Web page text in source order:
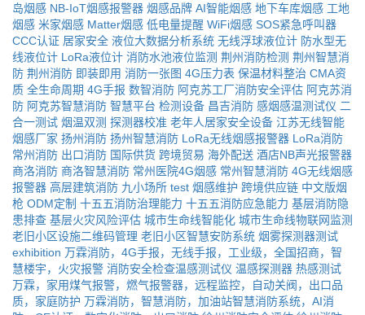
岛烟感 NB-IoT烟感报警器 烟感品牌 AI智能烟感 地下车库烟感 工地
烟感 米家烟感 Matter烟感 低电量提醒 WiFi烟感 SOS紧急呼叫器
CCC认证 居家安全 液位大数据分析系统 无线浮球液位计 防水型无
线液位计 LoRa液位计 消防水池液位监测 荆州消防检测 荆州智慧消
防 荆州消防 即装即用 消防一张图 4G压力表 保温材料整治 CMA资
质 全生命周期 4G手报 数智消防 阿克苏工厂消防安全评估 阿克苏消
防 阿克苏智慧消防 智慧平台 检测设备 昌吉消防 感烟感温测试仪 二
合一测试 烟温双测 探测器校准 老年人居家安全设备 江苏无线智能
烟感厂家 扬州消防 扬州智慧消防 LoRa无线烟感报警器 LoRa消防
常州消防 出口消防 国际供货 跨境贸易 海外配送 酒店NB声光报警器
商洛消防 商洛智慧消防 常州医院4G烟感 常州智慧消防 4G无线烟感
报警器 高层建筑消防 九小场所 test 烟感维护 跨境供应链 中文版烟
枪 ODM定制 十五五消防治理能力 十五五消防应急能力 基层消防隐
患排查 基层火灾风险评估 城市生命线智能化 城市生命线物联网监测
老旧小区设施二维码管理 老旧小区智慧安防系统 烟雾探测器测试
exhibition 万霖消防，4G手报，无线手报，工业级，全国招商，智
慧楼宇，火灾报警 消防安全检查温感测试仪 温感探测器 热感测试
万霖，家用煤气报警，燃气报警器，远程监控，自动关阀，出口品
质，家庭防护 万霖消防，智慧消防，加油站智慧消防系统，AI消